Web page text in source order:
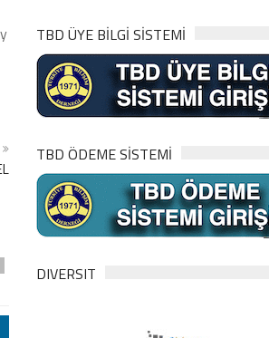
TBD ÜYE BİLGİ SİSTEMİ
TBD ÖDEME SİSTEMİ
DIVERSIT